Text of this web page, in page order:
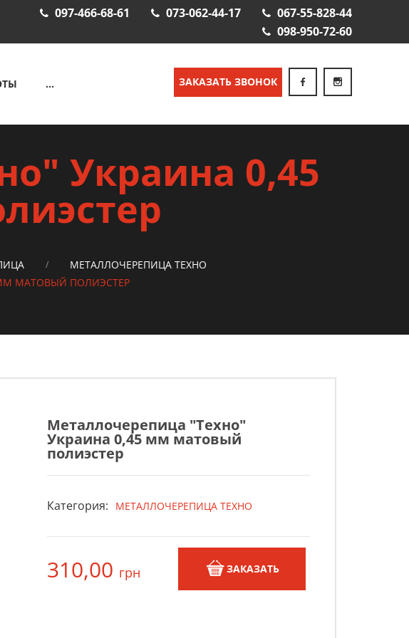
097-466-68-61 073-062-44-17
067-55-828-44
098-950-72-60
... ЗАКАЗАТЬ ЗВОНОК
Украина 0,45
МЕТАЛЛОЧЕРЕПИЦА ТЕХНО
МАТОВЫЙ ПОЛИЭСТЕР
Металлочерепица "Техно"
Украина 0,45 мм матовый
полиэстер
Категория: МЕТАЛЛОЧЕРЕПИЦА ТЕХНО
310,00 грн ЗАКАЗАТЬ